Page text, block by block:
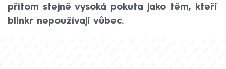
přitom stejně vysoká pokuta jako těm, kteří
blinkr nepoužívají vůbec.